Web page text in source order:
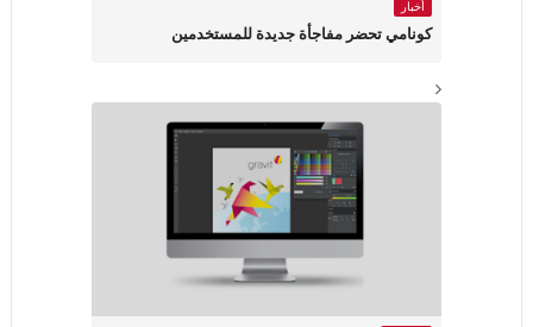
أخبار
كونامي تحضر مفاجأة جديدة للمستخدمين